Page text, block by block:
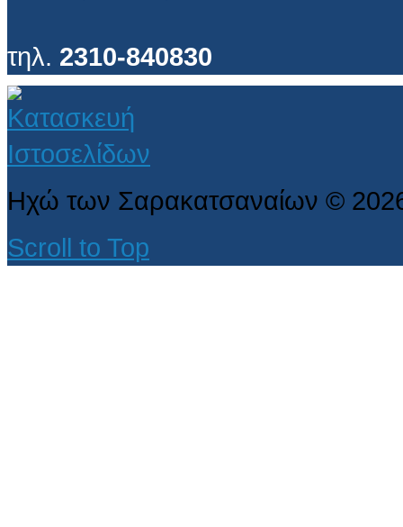
τηλ. 2310-840830
Ηχώ των Σαρακατσαναίων ©
Scroll to Top